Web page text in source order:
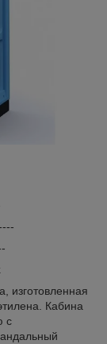
изготовленная
Кабина
с